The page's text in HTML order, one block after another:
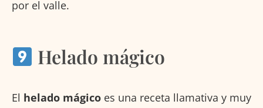
por el valle.
Helado mágico
El helado mágico es una receta llamativa y muy